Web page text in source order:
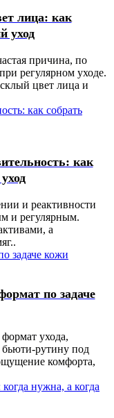
лица: как
уход
причина, по
регулярном уходе.
цвет лица и
как
и реактивности
и регулярным.
а
по задаче
ухода,
бьюти-рутину под
комфорта,